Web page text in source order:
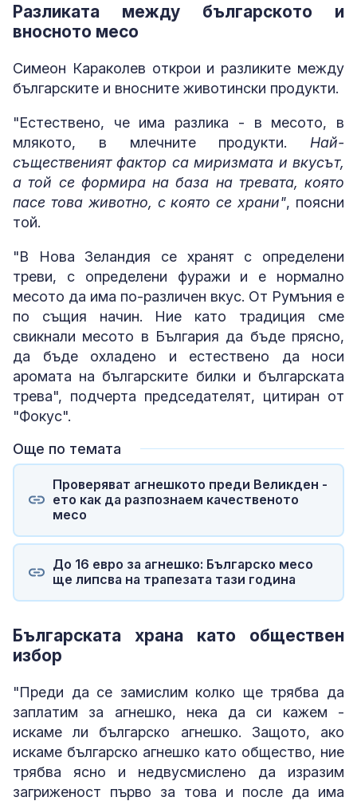
Разликата между българското и
вносното месо
Симеон Караколев открои и разликите между
българските и вносните животински продукти.
"Естествено, че има разлика - в месото, в
млякото, в млечните продукти. Най-
същественият фактор са миризмата и вкусът,
а той се формира на база на тревата, която
пасе това животно, с която се храни", поясни
той.
"В Нова Зеландия се хранят с определени
треви, с определени фуражи и е нормално
месото да има по-различен вкус. От Румъния е
по същия начин. Ние като традиция сме
свикнали месото в България да бъде прясно,
да бъде охладено и естествено да носи
аромата на българските билки и българската
трева", подчерта председателят, цитиран от
"Фокус".
Още по темата
Проверяват агнешкото преди Великден -
ето как да разпознаем качественото
месо
До 16 евро за агнешко: Българско месо
ще липсва на трапезата тази година
Българската храна като обществен
избор
"Преди да се замислим колко ще трябва да
заплатим за агнешко, нека да си кажем -
искаме ли българско агнешко. Защото, ако
искаме българско агнешко като общество, ние
трябва ясно и недвусмислено да изразим
загриженост първо за това и после да има